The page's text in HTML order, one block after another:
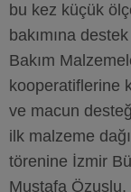
bu kez küçük
bakımına
Bakım
kooperatiflerine
ve macun
ilk malzeme
törenine İzmir
Mustafa Özuslu,